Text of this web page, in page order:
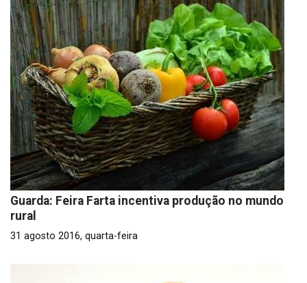
Guarda: Feira Farta incentiva produção no mundo
rural
31 agosto 2016, quarta-feira